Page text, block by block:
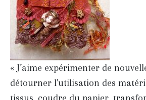
« J’aime expérimenter de
détourner l'utilisation des